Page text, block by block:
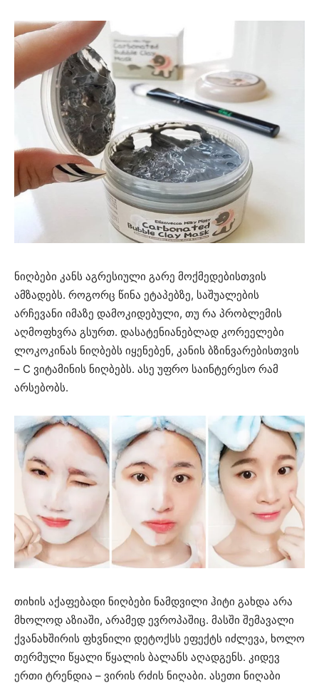
ნიღბები კანს აგრესიული გარე მოქმედებისთვის
ამზადებს. როგორც წინა ეტაპებზე, საშუალების
არჩევანი იმაზე დამოკიდებული, თუ რა პრობლემის
აღმოფხვრა გსურთ. დასატენიანებლად კორეელები
ლოკოკინას ნიღბებს იყენებენ, კანის ბზინვარებისთვის
– C ვიტამინის ნიღბებს. ასე უფრო საინტერესო რამ
არსებობს.
თიხის აქაფებადი ნიღბები ნამდვილი ჰიტი გახდა არა
მხოლოდ აზიაში, არამედ ევროპაშიც. მასში შემავალი
ქვანახშირის ფხვნილი დეტოქსს ეფექტს იძლევა, ხოლო
თერმული წყალი წყალის ბალანს აღადგენს. კიდევ
ერთი ტრენდია – ვირის რძის ნიღაბი. ასეთი ნიღაბი